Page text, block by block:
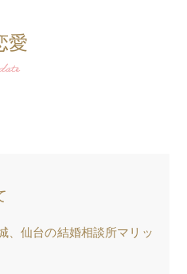
愛
、仙台の結婚相談所マリッ